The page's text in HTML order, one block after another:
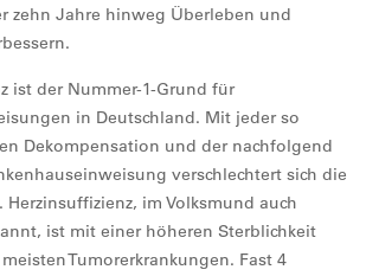
zehn Jahre hinweg Überleben und
ist der Nummer-1-Grund für
in Deutschland. Mit jeder so
Dekompensation und der nachfolgend
verschlechtert sich die
im Volksmund auch
ist mit einer höheren Sterblichkeit
Tumorerkrankungen. Fast 4